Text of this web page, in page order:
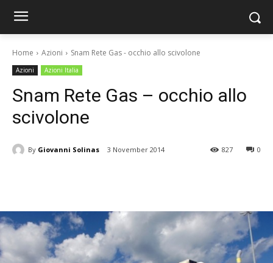
Home Azioni Snam Rete Gas - occhio allo scivolone
Azioni Azioni Italia
Snam Rete Gas – occhio allo
scivolone
By Giovanni Solinas 3 November 2014 0
827